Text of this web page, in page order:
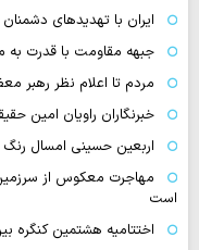
ایران با تهدیدهای
جبهه مقاومت با قدرت
مردم تا اعلام نظر رهبر
خبرنگاران راویان امین
اربعین حسینی امسال
مهاجرت معکوس از
است
اختتامیه هشتمین کنگره